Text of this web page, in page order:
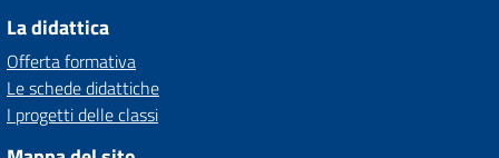
La didattica
Offerta formativa
Le schede didattiche
I progetti delle classi